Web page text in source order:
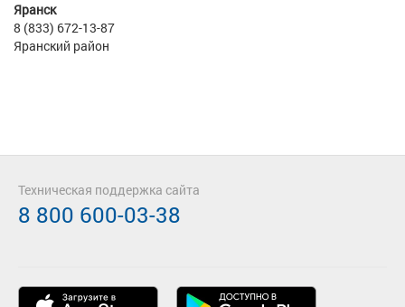
Яранск
8 (833) 672-13-87
Яранский район
Техническая поддержка сайта
8 800 600-03-38